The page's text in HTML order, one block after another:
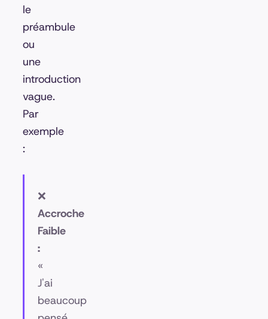
le
préambule
ou
une
introduction
vague.
Par
exemple
:
❌
Accroche
Faible
:
«
J'ai
beaucoup